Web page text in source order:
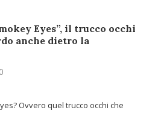
Eyes”, il trucco occhi
anche dietro la
Ovvero quel trucco occhi che